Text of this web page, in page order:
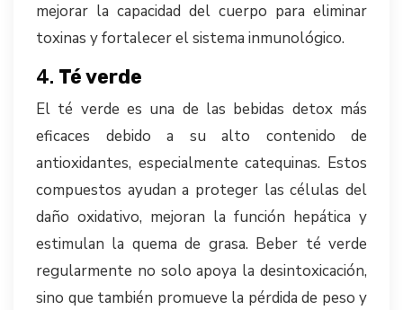
mejorar la capacidad del cuerpo para eliminar
toxinas y fortalecer el sistema inmunológico.
4. Té verde
El té verde es una de las bebidas detox más
eficaces debido a su alto contenido de
antioxidantes, especialmente catequinas. Estos
compuestos ayudan a proteger las células del
daño oxidativo, mejoran la función hepática y
estimulan la quema de grasa. Beber té verde
regularmente no solo apoya la desintoxicación,
sino que también promueve la pérdida de peso y